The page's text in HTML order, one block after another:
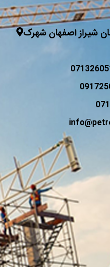
کیلومتر14 اتوبان شیراز اصفهان شهرک